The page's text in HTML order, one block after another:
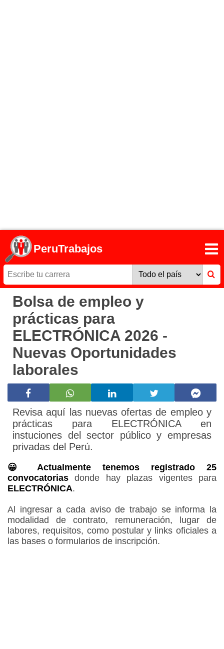
PeruTrabajos
Bolsa de empleo y
prácticas para
ELECTRÓNICA 2026 -
Nuevas Oportunidades
laborales
Revisa aquí las nuevas ofertas de empleo y
prácticas para ELECTRÓNICA en
instuciones del sector público y empresas
privadas del Perú.
😀 Actualmente tenemos registrado 25
convocatoriasdonde hay plazas vigentes para
ELECTRÓNICA.
Al ingresar a cada aviso de trabajo se informa la
modalidad de contrato, remuneración, lugar de
labores, requisitos, como postular y links oficiales a
las bases o formularios de inscripción.